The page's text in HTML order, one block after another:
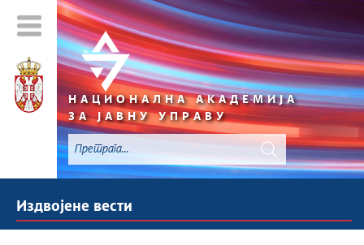
НАЦИОНАЛНА АКАДЕМИЈА
ЗА ЈАВНУ УПРАВУ
Издвојене вести